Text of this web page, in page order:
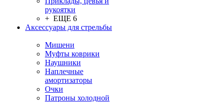
рукоятки
+ ЕЩЕ 6
Аксессуары для стрельбы
Мишени
Муфты коврики
Наушники
Наплечные
амортизаторы
Очки
Патроны холодной